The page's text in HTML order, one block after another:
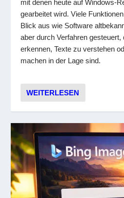
mit denen heute auf Windows-
gearbeitet wird. Viele
Blick aus wie Software
aber durch Verfahren
erkennen, Texte zu verstehen
machen in der Lage sind.
WEITERLESEN